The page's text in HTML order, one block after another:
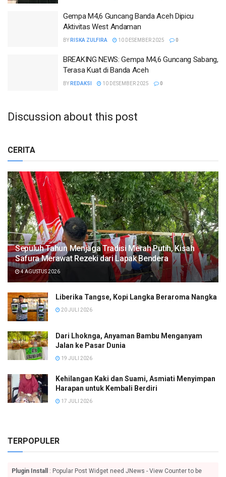
Gempa M4,6 Guncang Banda Aceh Dipicu
Aktivitas West Andaman
BY RISKA ZULFIRA 10 DESEMBER 2025 0
BREAKING NEWS: Gempa M4,6 Guncang Sabang,
Terasa Kuat di Banda Aceh
BY REDAKSI 10 DESEMBER 2025 0
Discussion about this post
CERITA
Sepuluh Tahun Menjaga Tradisi Merah Putih, Kisah
Safura Merawat Rezeki dari Lapak Bendera
4 AGUSTUS 2026
Liberika Tangse, Kopi Langka Beraroma Nangka
20 JULI 2026
Dari Lhoknga, Anyaman Bambu Menganyam
Jalan ke Pasar Dunia
19 JULI 2026
Kehilangan Kaki dan Suami, Asmiati Menyimpan
Harapan untuk Kembali Berdiri
17 JULI 2026
TERPOPULER
Plugin Install
: Popular Post Widget need JNews - View Counter to be